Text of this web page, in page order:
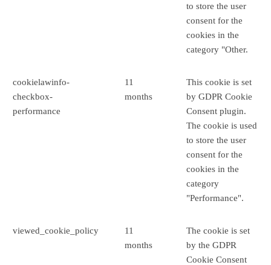
to store the user
consent for the
cookies in the
category "Other.
cookielawinfo-
checkbox-
performance
11
months
This cookie is set
by GDPR Cookie
Consent plugin.
The cookie is used
to store the user
consent for the
cookies in the
category
"Performance".
viewed_cookie_policy
11
months
The cookie is set
by the GDPR
Cookie Consent